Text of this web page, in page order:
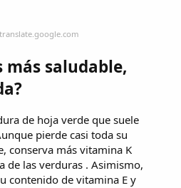
más saludable,
de hoja verde que suele
pierde casi toda su
conserva más vitamina K
de las verduras . Asimismo,
contenido de vitamina E y